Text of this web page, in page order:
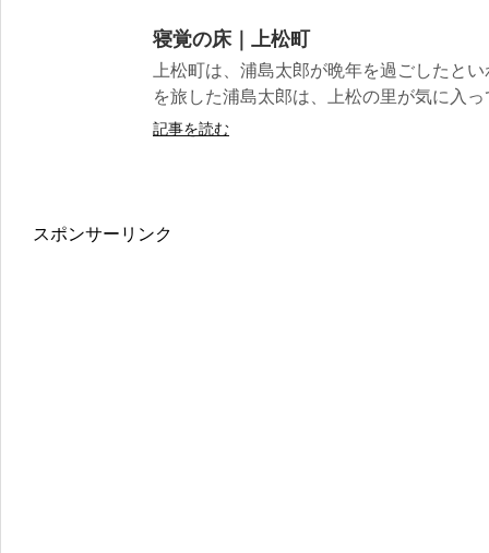
寝覚の床｜上松町
上松町は、浦島太郎が晩年を過ごしたと
を旅した浦島太郎は、上松の里が気に入
記事を読む
スポンサーリンク